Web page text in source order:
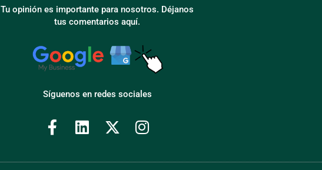
Tu opinión es importante para nosotros. Déjanos
tus comentarios aquí.
Síguenos en redes sociales